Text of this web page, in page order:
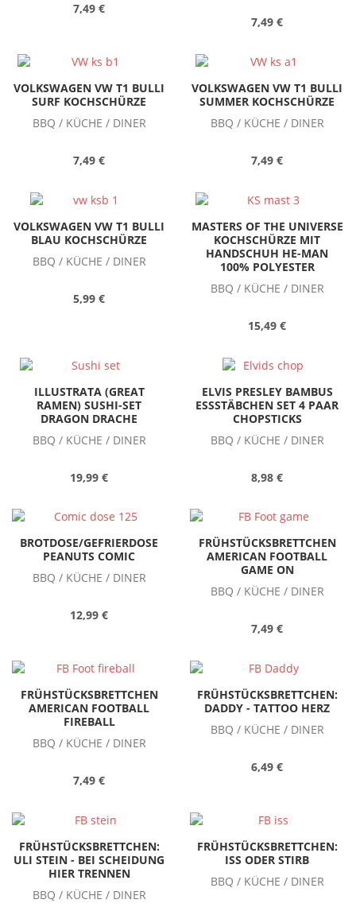
7,49 €
7,49 €
VOLKSWAGEN VW T1 BULLI
SURF KOCHSCHÜRZE
BBQ / KÜCHE / DINER
7,49 €
VOLKSWAGEN VW T1 BULLI
SUMMER KOCHSCHÜRZE
BBQ / KÜCHE / DINER
7,49 €
VOLKSWAGEN VW T1 BULLI
BLAU KOCHSCHÜRZE
BBQ / KÜCHE / DINER
5,99 €
MASTERS OF THE UNIVERSE
KOCHSCHÜRZE MIT
HANDSCHUH HE-MAN
100% POLYESTER
BBQ / KÜCHE / DINER
15,49 €
ILLUSTRATA (GREAT
RAMEN) SUSHI-SET
DRAGON DRACHE
BBQ / KÜCHE / DINER
19,99 €
ELVIS PRESLEY BAMBUS
ESSSTÄBCHEN SET 4 PAAR
CHOPSTICKS
BBQ / KÜCHE / DINER
8,98 €
BROTDOSE/GEFRIERDOSE
PEANUTS COMIC
BBQ / KÜCHE / DINER
12,99 €
FRÜHSTÜCKSBRETTCHEN
AMERICAN FOOTBALL
GAME ON
BBQ / KÜCHE / DINER
7,49 €
FRÜHSTÜCKSBRETTCHEN
AMERICAN FOOTBALL
FIREBALL
BBQ / KÜCHE / DINER
7,49 €
FRÜHSTÜCKSBRETTCHEN:
DADDY - TATTOO HERZ
BBQ / KÜCHE / DINER
6,49 €
FRÜHSTÜCKSBRETTCHEN:
ULI STEIN - BEI SCHEIDUNG
HIER TRENNEN
BBQ / KÜCHE / DINER
FRÜHSTÜCKSBRETTCHEN:
ISS ODER STIRB
BBQ / KÜCHE / DINER